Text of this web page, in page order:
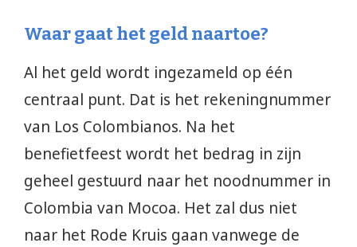
Waar gaat het geld naartoe?
Al het geld wordt ingezameld op één
centraal punt. Dat is het rekeningnummer
van Los Colombianos. Na het
benefietfeest wordt het bedrag in zijn
geheel gestuurd naar het noodnummer in
Colombia van Mocoa. Het zal dus niet
naar het Rode Kruis gaan vanwege de